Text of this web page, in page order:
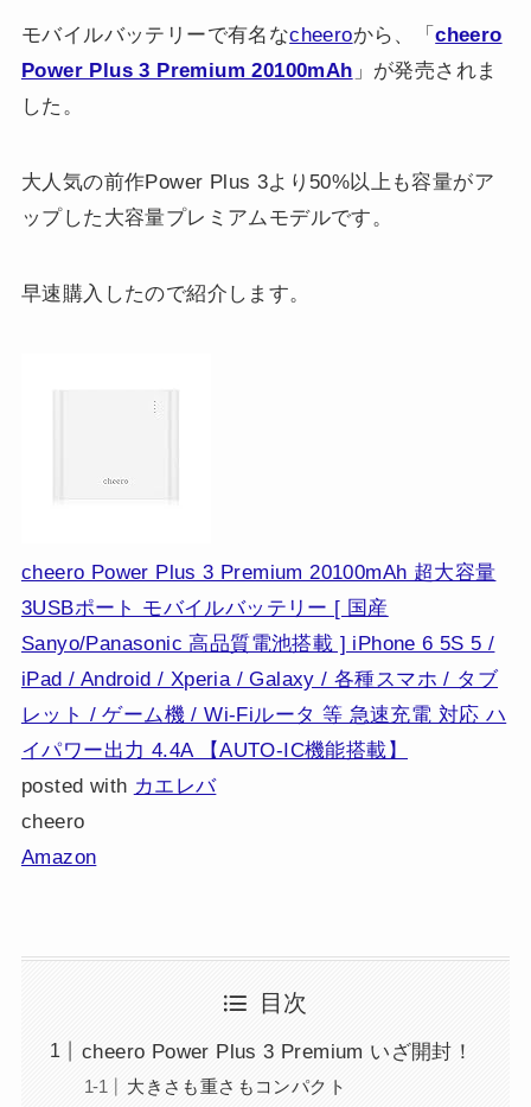
モバイルバッテリーで有名なcheeroから、「cheero
Power Plus 3 Premium 20100mAh 」が発売されま
した。
大人気の前作Power Plus 3より50%以上も容量がア
ップした大容量プレミアムモデルです。
早速購入したので紹介します。
cheero Power Plus 3 Premium 20100mAh 超大容量
3USBポート モバイルバッテリー [ 国産
Sanyo/Panasonic 高品質電池搭載 ] iPhone 6 5S 5 /
iPad / Android / Xperia / Galaxy / 各種スマホ / タブ
レット / ゲーム機 / Wi-Fiルータ 等 急速充電 対応 ハ
イパワー出力 4.4A 【AUTO-IC機能搭載】
posted with カエレバ
cheero
Amazon
目次
cheero Power Plus 3 Premium いざ開封！
大きさも重さもコンパクト